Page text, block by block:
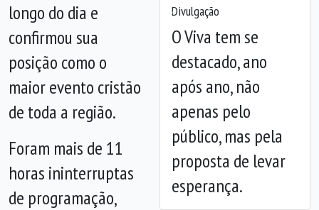
Divulgação
O Viva tem se
destacado, ano
após ano, não
apenas pelo
público, mas pela
proposta de levar
esperança.
Anterior
longo do dia e
confirmou sua
posição como o
maior evento cristão
de toda a região.
Foram mais de 11
horas ininterruptas
de programação,